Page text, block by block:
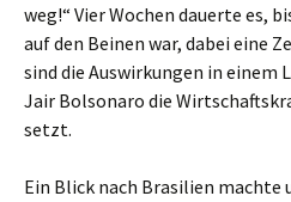
weg!“ Vier Wochen dauerte es,
auf den Beinen war, dabei eine
sind die Auswirkungen in einem
Jair Bolsonaro die
setzt.
Ein Blick nach Brasilien machte